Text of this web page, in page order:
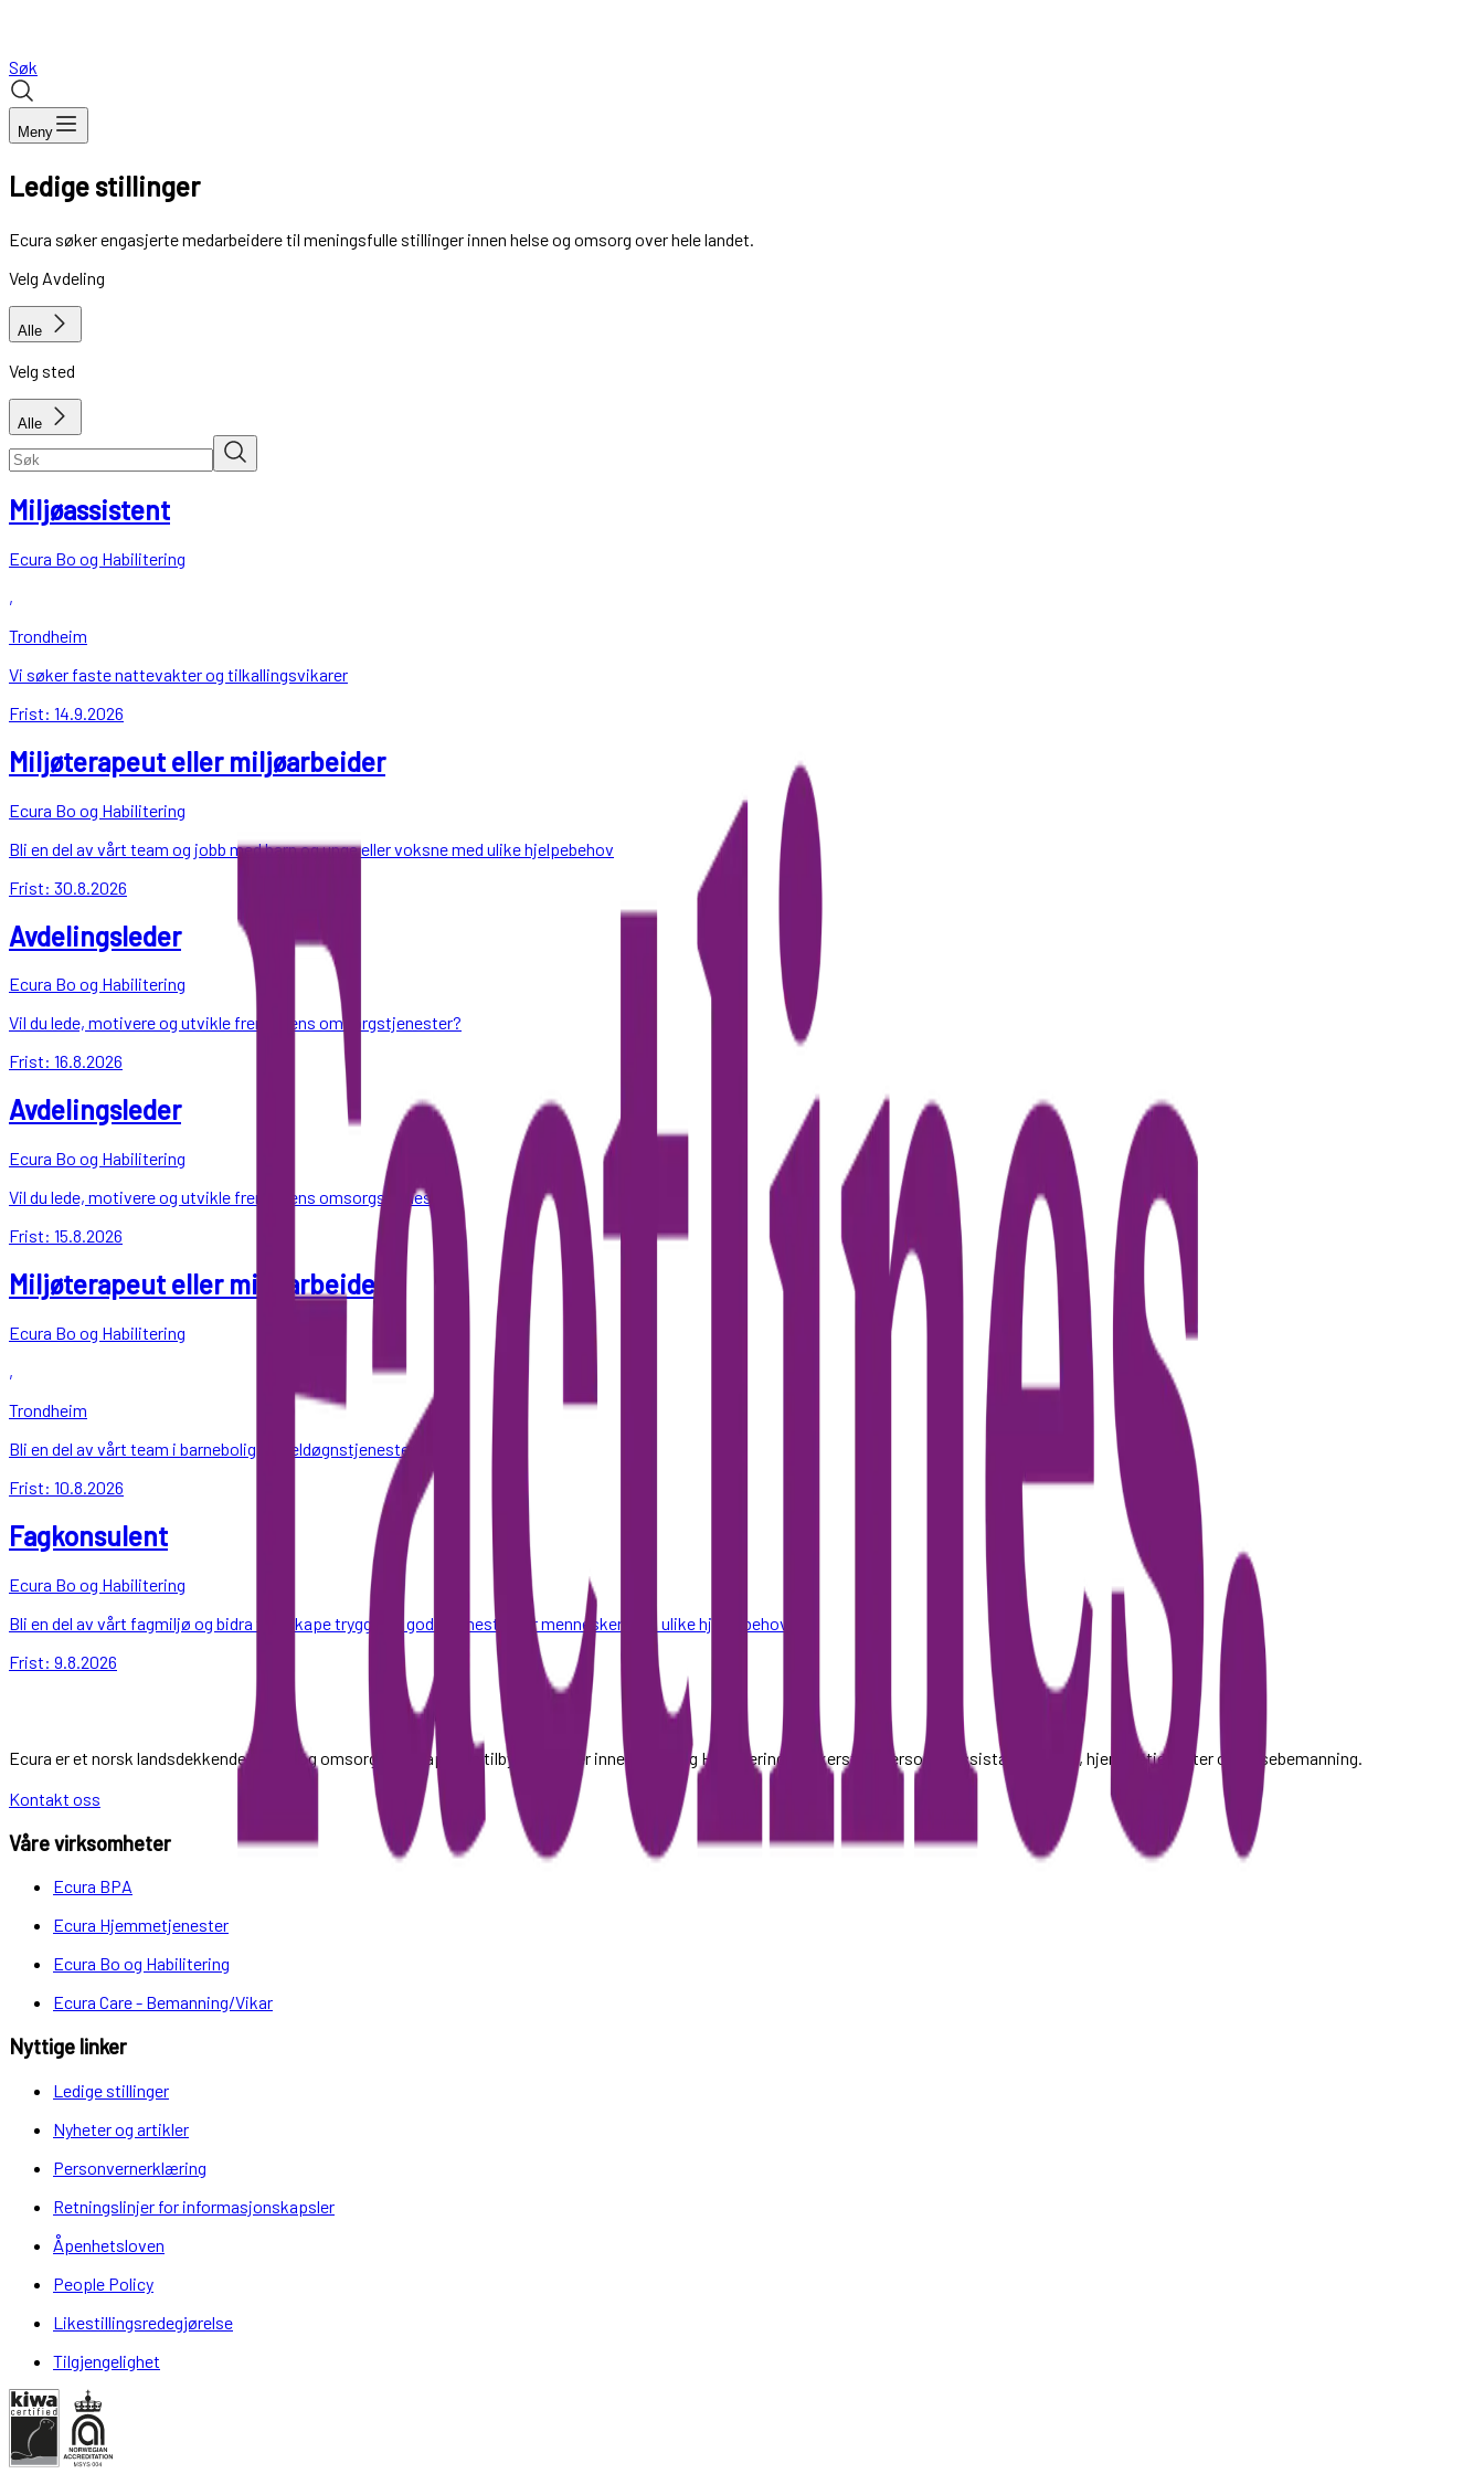
Søk
Meny
Ledige stillinger
Ecura søker engasjerte medarbeidere til meningsfulle stillinger innen helse og omsorg over hele landet.
Velg Avdeling
Alle
Velg sted
Alle
Miljøassistent
Ecura Bo og Habilitering
,
Trondheim
Vi søker faste nattevakter og tilkallingsvikarer
Frist: 14.9.2026
Miljøterapeut eller miljøarbeider
Ecura Bo og Habilitering
Bli en del av vårt team og jobb med barn og unge eller voksne med ulike hjelpebehov
Frist: 30.8.2026
Avdelingsleder
Ecura Bo og Habilitering
Vil du lede, motivere og utvikle fremtidens omsorgstjenester?
Frist: 16.8.2026
Avdelingsleder
Ecura Bo og Habilitering
Vil du lede, motivere og utvikle fremtidens omsorgstjenester?
Frist: 15.8.2026
Miljøterapeut eller miljøarbeider
Ecura Bo og Habilitering
,
Trondheim
Bli en del av vårt team i barnebolig og heldøgnstjenester
Frist: 10.8.2026
Fagkonsulent
Ecura Bo og Habilitering
Bli en del av vårt fagmiljø og bidra til å skape trygge og gode tjenester for mennesker med ulike hjelpebehov
Frist: 9.8.2026
Ecura er et norsk landsdekkende helse- og omsorgsselskap som tilbyr tjenester innen Bo- og Habilitering, Brukerstyrt personlig assistanse (BPA), hjemmetjenester og helsebemanning.
Kontakt oss
Våre virksomheter
Ecura BPA
Ecura Hjemmetjenester
Ecura Bo og Habilitering
Ecura Care - Bemanning/Vikar
Nyttige linker
Ledige stillinger
Nyheter og artikler
Personvernerklæring
Retningslinjer for informasjonskapsler
Åpenhetsloven
People Policy
Likestillingsredegjørelse
Tilgjengelighet